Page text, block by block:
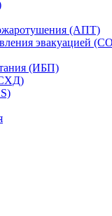
(АПТ)
эвакуацией
(ИБП)